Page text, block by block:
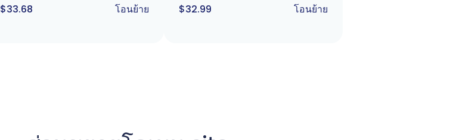
$33.68
โอนย้าย
$32.99
โอนย้าย